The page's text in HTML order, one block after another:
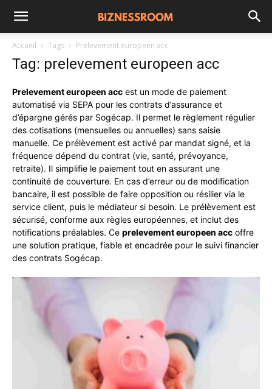
Accueil Tags Prelevement europeen acc
Tag: prelevement europeen acc
Prelevement europeen acc est un mode de paiement
automatisé via SEPA pour les contrats d’assurance et
d’épargne gérés par Sogécap. Il permet le règlement régulier
des cotisations (mensuelles ou annuelles) sans saisie
manuelle. Ce prélèvement est activé par mandat signé, et la
fréquence dépend du contrat (vie, santé, prévoyance,
retraite). Il simplifie le paiement tout en assurant une
continuité de couverture. En cas d’erreur ou de modification
bancaire, il est possible de faire opposition ou résilier via le
service client, puis le médiateur si besoin. Le prélèvement est
sécurisé, conforme aux règles européennes, et inclut des
notifications préalables. Ce prelevement europeen acc offre
une solution pratique, fiable et encadrée pour le suivi financier
des contrats Sogécap.